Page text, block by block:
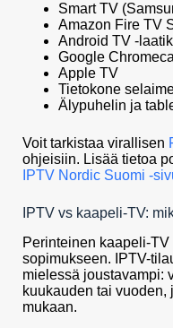
Smart TV
Amazon Fire TV
Android TV -
Google
Apple TV
Tietokone
Älypuhelin ja
Voit tarkistaa virallisen
ohjeisiin. Lisää tietoa
IPTV Nordic Suomi -
IPTV vs kaapeli-TV:
Perinteinen kaapeli-
sopimukseen. IPTV-
mielessä joustavampi:
kuukauden tai
mukaan.